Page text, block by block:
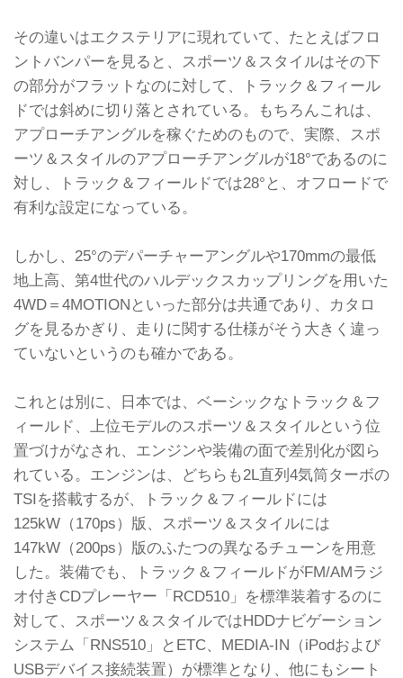
その違いはエクステリアに現れていて、たとえばフロ
ントバンパーを見ると、スポーツ＆スタイルはその下
の部分がフラットなのに対して、トラック＆フィール
ドでは斜めに切り落とされている。もちろんこれは、
アプローチアングルを稼ぐためのもので、実際、スポ
ーツ＆スタイルのアプローチアングルが18°であるのに
対し、トラック＆フィールドでは28°と、オフロードで
有利な設定になっている。
しかし、25°のデパーチャーアングルや170mmの最低
地上高、第4世代のハルデックスカップリングを用いた
4WD＝4MOTIONといった部分は共通であり、カタロ
グを見るかぎり、走りに関する仕様がそう大きく違っ
ていないというのも確かである。
これとは別に、日本では、ベーシックなトラック＆フ
ィールド、上位モデルのスポーツ＆スタイルという位
置づけがなされ、エンジンや装備の面で差別化が図ら
れている。エンジンは、どちらも2L直列4気筒ターボの
TSIを搭載するが、トラック＆フィールドには
125kW（170ps）版、スポーツ＆スタイルには
147kW（200ps）版のふたつの異なるチューンを用意
した。装備でも、トラック＆フィールドがFM/AMラジ
オ付きCDプレーヤー「RCD510」を標準装着するのに
対して、スポーツ＆スタイルではHDDナビゲーション
システム「RNS510」とETC、MEDIA-IN（iPodおよび
USBデバイス接続装置）が標準となり、他にもシート